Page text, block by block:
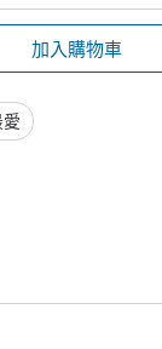
加入購物車